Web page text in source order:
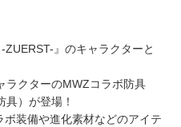
』のキャラクターと
ラクターのMWZコラボ防具
具）が登場！
ボ装備や進化素材などのアイテ